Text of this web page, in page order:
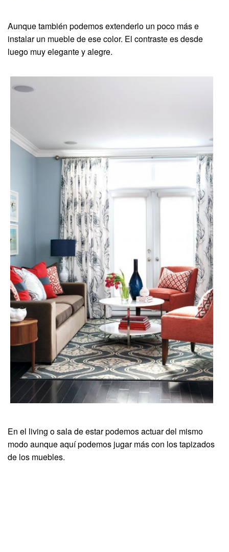
Aunque también podemos extenderlo un poco más e
instalar un mueble de ese color. El contraste es desde
luego muy elegante y alegre.
En el living o sala de estar podemos actuar del mismo
modo aunque aquí podemos jugar más con los tapizados
de los muebles.